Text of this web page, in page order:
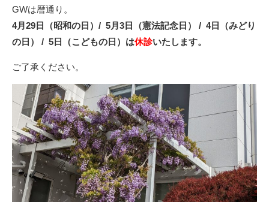
GWは暦通り。
4月29日（昭和の日）/ 5月3日（憲法記念日） / 4日（みどり
の日） / 5日（こどもの日）は休診いたします。
ご了承ください。